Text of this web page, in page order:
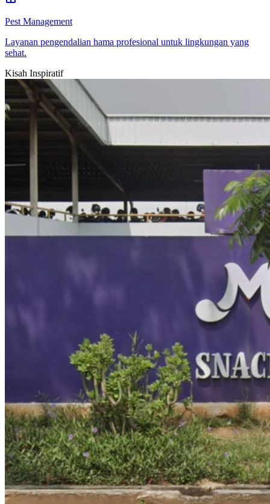
Pest Management
Layanan pengendalian hama profesional untuk lingkungan yang
sehat.
Kisah Inspiratif